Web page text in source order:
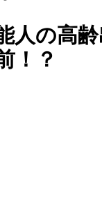
人の高
！？